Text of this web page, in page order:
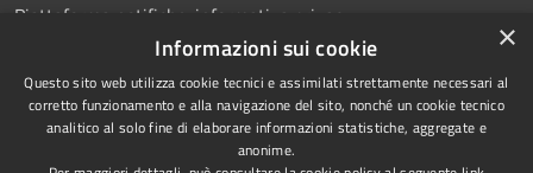
Piattaforma notifiche: informativa privacy
Videosorveglianza
×
Informazioni sui cookie
Questo sito web utilizza cookie tecnici e assimilati strettamente necessari al
corretto funzionamento e alla navigazione del sito, nonché un cookie tecnico
analitico al solo fine di elaborare informazioni statistiche, aggregate e
anonime.